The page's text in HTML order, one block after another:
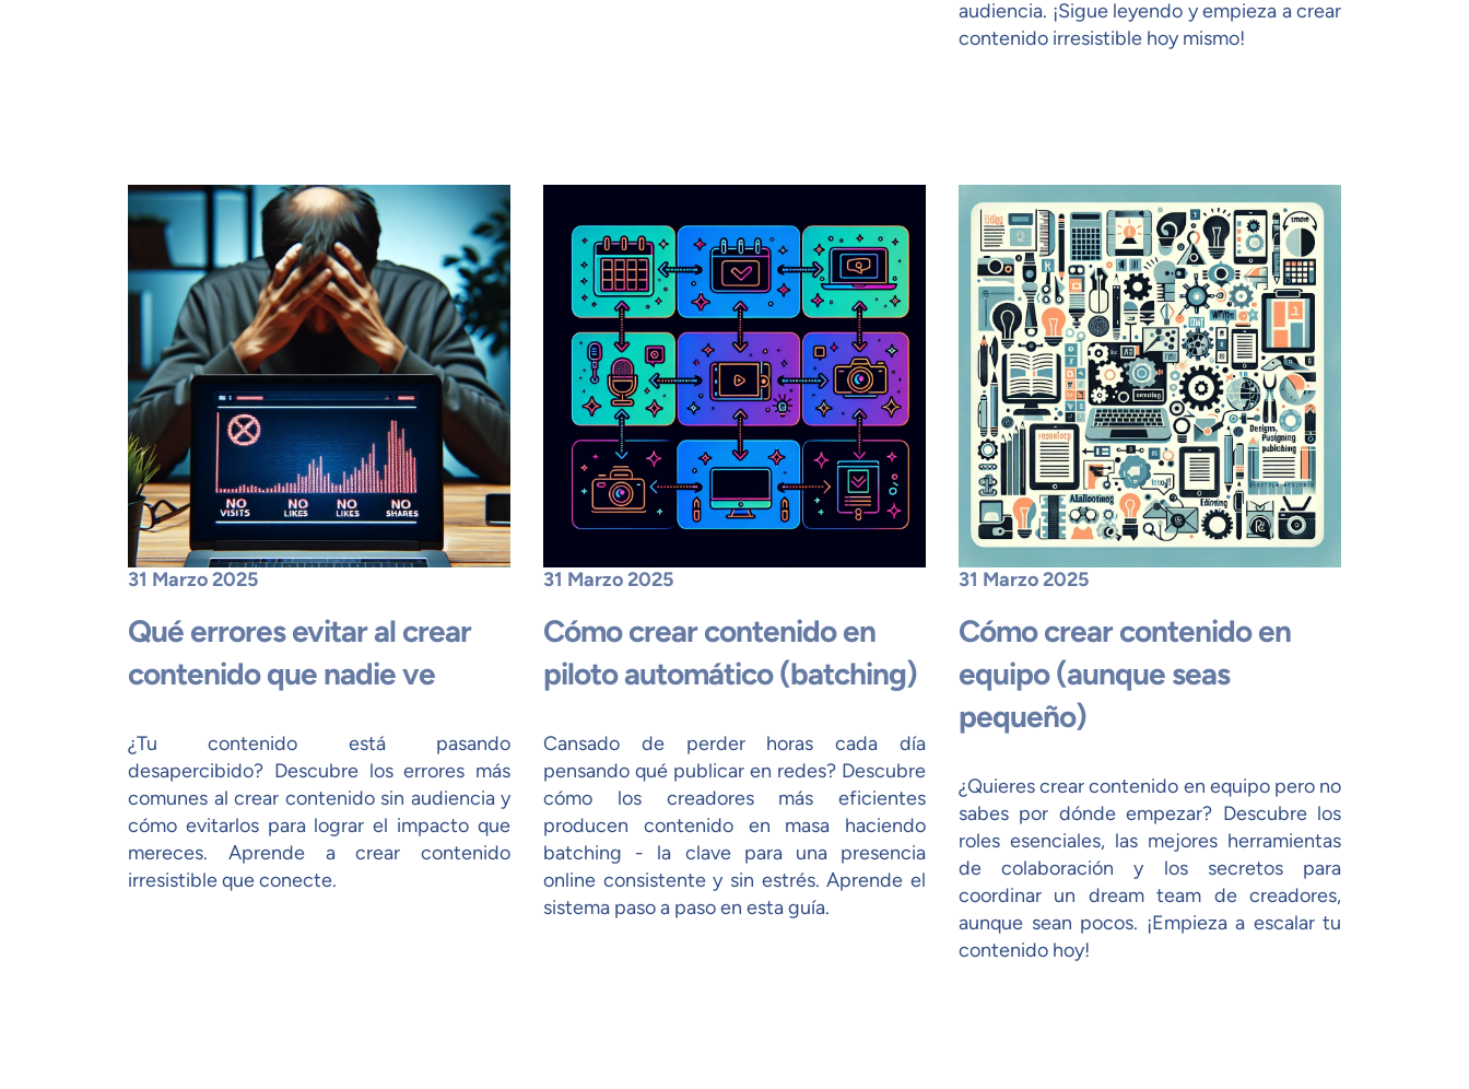
audiencia. ¡Sigue leyendo y empieza a crear
contenido irresistible hoy mismo!
Qué errores evitar al crear
contenido que nadie ve
31 Marzo 2025
¿Tu contenido está pasando
desapercibido? Descubre los errores más
comunes al crear contenido sin audiencia y
cómo evitarlos para lograr el impacto que
mereces. Aprende a crear contenido
irresistible que conecte.
Cómo crear contenido en
piloto automático (batching)
31 Marzo 2025
Cansado de perder horas cada día
pensando qué publicar en redes? Descubre
cómo los creadores más eficientes
producen contenido en masa haciendo
batching - la clave para una presencia
online consistente y sin estrés. Aprende el
sistema paso a paso en esta guía.
Cómo crear contenido en
equipo (aunque seas
pequeño)
31 Marzo 2025
¿Quieres crear contenido en equipo pero no
sabes por dónde empezar? Descubre los
roles esenciales, las mejores herramientas
de colaboración y los secretos para
coordinar un dream team de creadores,
aunque sean pocos. ¡Empieza a escalar tu
contenido hoy!